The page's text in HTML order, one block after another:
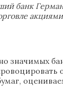
банк
значимых